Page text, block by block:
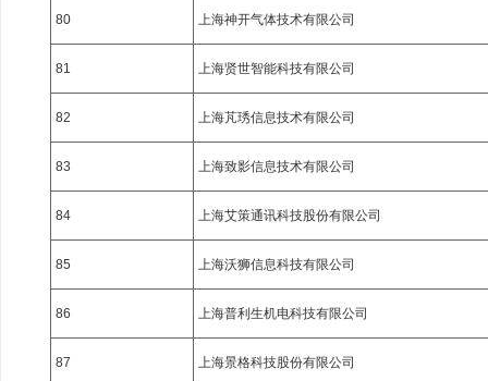
80 上海神开气体技术有限公司
81 上海贤世智能科技有限公司
82 上海芃琇信息技术有限公司
83 上海致影信息技术有限公司
84 上海艾策通讯科技股份有限公司
85 上海沃狮信息科技有限公司
86 上海普利生机电科技有限公司
87 上海景格科技股份有限公司